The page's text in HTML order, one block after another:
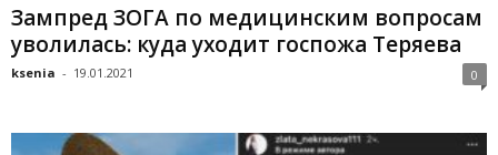
Зампред ЗОГА по медицинским вопросам
уволилась: куда уходит госпожа Теряева
ksenia - 19.01.2021 0